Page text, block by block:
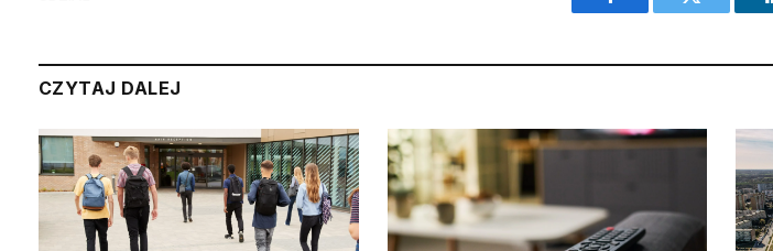
Facebook Twitter
CZYTAJ DALEJ